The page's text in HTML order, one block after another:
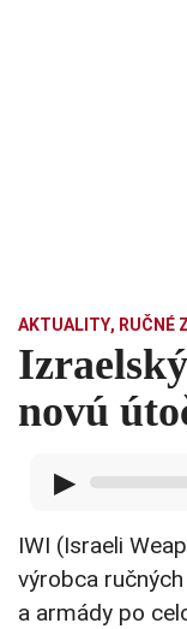
AKTUALITY, RUČNÉ
novú
▶
IWI (Israeli
výrobca
a armády po